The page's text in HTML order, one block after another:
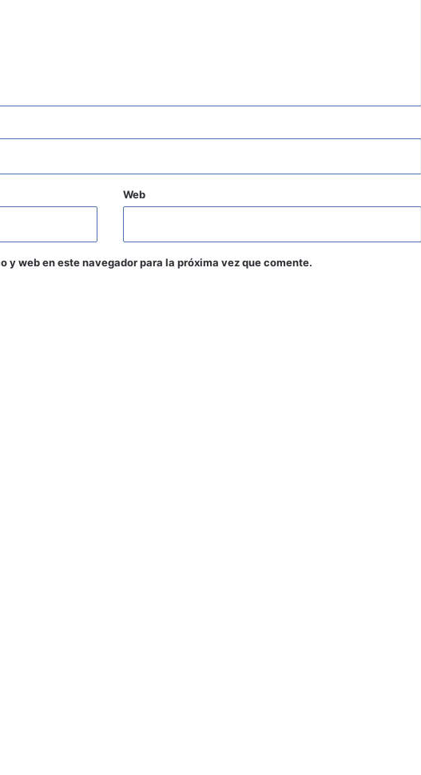
Web
y web en este navegador para la próxima vez que comente.